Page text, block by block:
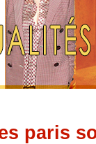
paris